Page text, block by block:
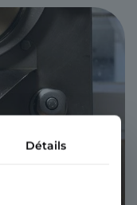
Détails